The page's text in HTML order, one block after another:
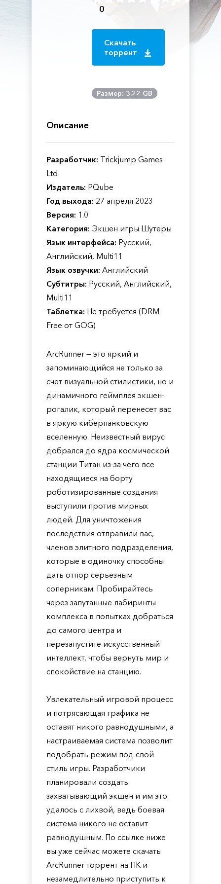
0
Скачать
торрент
Размер: 3.22 GB
Описание
Разработчик: Trickjump Games
Ltd
Издатель: PQube
Год выхода: 27 апреля 2023
Версия: 1.0
Категория: Экшен игры Шутеры
Язык интерфейса: Русский,
Английский, Multi11
Язык озвучки: Английский
Субтитры: Русский, Английский,
Multi11
Таблетка: Не требуется (DRM
Free от GOG)
ArcRunner — это яркий и
запоминающийся не только за
счет визуальной стилистики, но и
динамичного геймплея экшен-
рогалик, который перенесет вас
в яркую киберпанковскую
вселенную. Неизвестный вирус
добрался до ядра космической
станции Титан из-за чего все
находящиеся на борту
роботизированные создания
выступили против мирных
людей. Для уничтожения
последствия отправили вас,
членов элитного подразделения,
которые в одиночку способны
дать отпор серьезным
соперникам. Пробирайтесь
через запутанные лабиринты
комплекса в попытках добраться
до самого центра и
перезапустите искусственный
интеллект, чтобы вернуть мир и
спокойствие на станцию.
Увлекательный игровой процесс
и потрясающая графика не
оставят никого равнодушными, а
настраиваемая система позволит
подобрать режим под свой
стиль игры. Разработчики
планировали создать
захватывающий экшен и им это
удалось с лихвой, ведь боевая
система никого не оставит
равнодушным. По ссылке ниже
вы уже сейчас можете скачать
ArcRunner торрент на ПК и
незамедлительно приступить к